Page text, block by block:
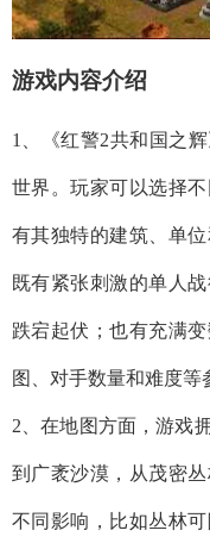
游戏内容介绍
1、《红警2共和国之
世界。玩家可以选择
有其独特的建筑、单
既有紧张刺激的单人
跌宕起伏；也有充满
图、对手数量和难度等
2、在地图方面，游戏
到广袤沙漠，从茂密
不同影响，比如丛林